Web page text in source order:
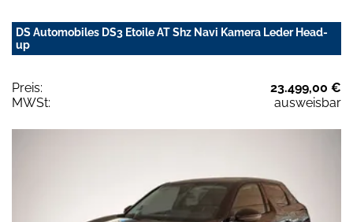
DS Automobiles DS3 Etoile AT Shz Navi Kamera Leder Head-
up
Preis:
23.499,00 €
MWSt:
ausweisbar